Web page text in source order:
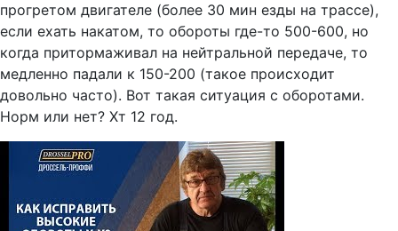
прогретом двигателе (более 30 мин езды на трассе),
если ехать накатом, то обороты где-то 500-600, но
когда притормаживал на нейтральной передаче, то
медленно падали к 150-200 (такое происходит
довольно часто). Вот такая ситуация с оборотами.
Норм или нет? Хт 12 год.